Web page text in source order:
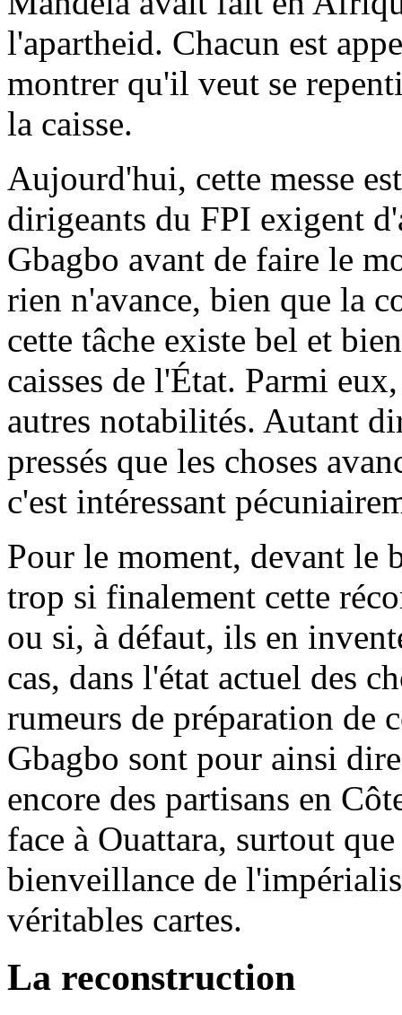
l'apartheid. Chacun est
montrer qu'il veut se
la caisse.
Aujourd'hui, cette messe
dirigeants du FPI exigent
Gbagbo avant de faire le
rien n'avance, bien que la
cette tâche existe bel et
caisses de l'État. Parmi
autres notabilités. Autant
pressés que les choses
c'est intéressant
Pour le moment, devant le
trop si finalement cette
ou si, à défaut, ils en
cas, dans l'état actuel des
rumeurs de préparation de
Gbagbo sont pour ainsi
encore des partisans en
face à Ouattara, surtout
bienveillance de
véritables cartes.
La reconstruction